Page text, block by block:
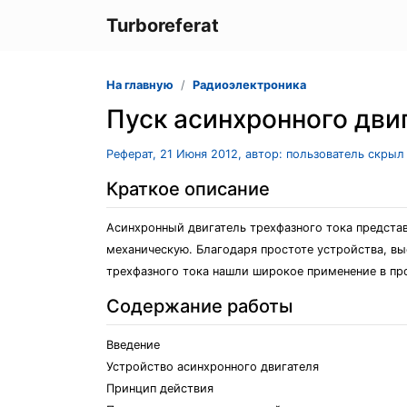
Turboreferat
На главную Радиоэлектроника
Пуск асинхронного
Реферат, 21 Июня 2012, автор: пользователь
Краткое описание
Асинхронный двигатель трехфазного тока
механическую. Благодаря простоте устройства,
трехфазного тока нашли широкое применение в
Содержание работы
Введение
Устройство асинхронного двигателя
Принцип действия